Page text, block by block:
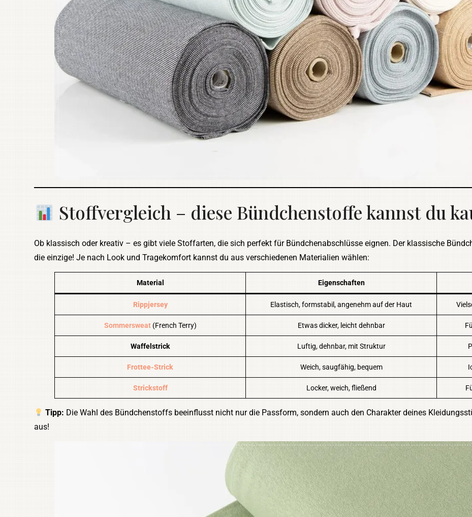
Stoffvergleich – diese Bündchenstoffe kannst du
Ob klassisch oder kreativ – es gibt viele Stoffarten, die sich perfekt für Bündchenabschlüsse eignen. Der klassische
die einzige! Je nach Look und Tragekomfort kannst du aus verschiedenen Materialien wählen:
Material Eigenschaften
Rippjersey Elastisch, formstabil, angenehm auf der Haut
Sommersweat (French Terry) Etwas dicker, leicht dehnbar
Waffelstrick Luftig, dehnbar, mit Struktur
Frottee-Strick Weich, saugfähig, bequem
Strickstoff Locker, weich, fließend
Tipp: Die Wahl des Bündchenstoffs beeinflusst nicht nur die Passform, sondern auch den Charakter deines
aus!